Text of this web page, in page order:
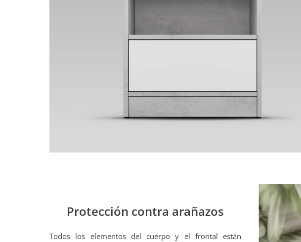
Protección contra arañazos
Todos los elementos del cuerpo y el frontal están